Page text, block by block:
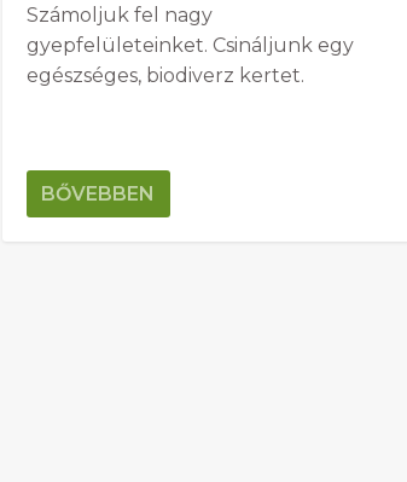
Számoljuk fel nagy
gyepfelületeinket. Csináljunk egy
egészséges, biodiverz kertet.
BŐVEBBEN